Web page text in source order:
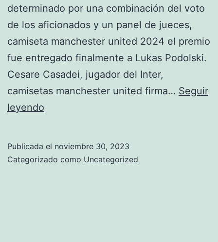
determinado por una combinación del voto
de los aficionados y un panel de jueces,
camiseta manchester united 2024 el premio
fue entregado finalmente a Lukas Podolski.
Cesare Casadei, jugador del Inter,
camisetas manchester united firma… Seguir
leyendo
united
Publicada el noviembre 30, 2023
Categorizado como Uncategorized